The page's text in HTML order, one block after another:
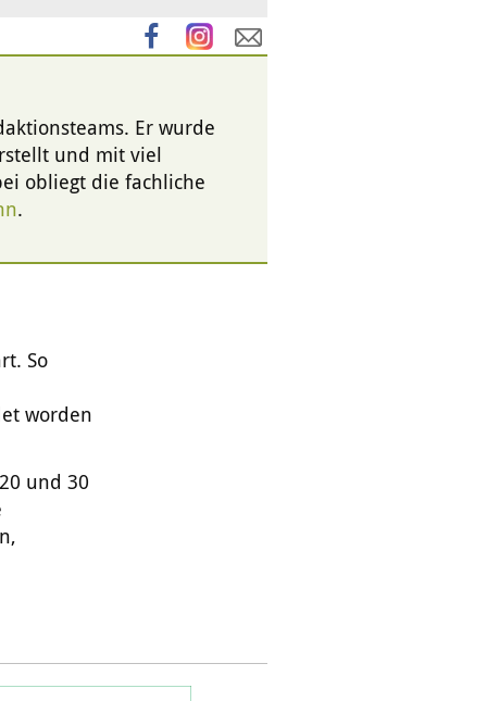
Er wurde
und mit viel
obliegt die fachliche
.
So
worden
und 30